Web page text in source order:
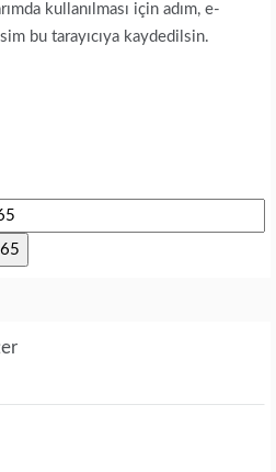
kullanılması için adım, e-
bu tarayıcıya kaydedilsin.